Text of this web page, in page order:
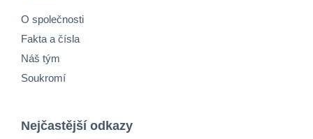
O společnosti
Fakta a čísla
Náš tým
Soukromí
Nejčastější odkazy